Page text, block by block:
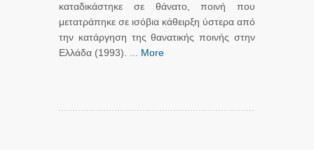
καταδικάστηκε σε θάνατο, ποινή που
μετατράπηκε σε ισόβια κάθειρξη ύστερα από
την κατάργηση της θανατικής ποινής στην
Ελλάδα (1993). ... More